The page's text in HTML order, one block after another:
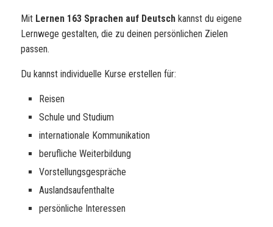
Mit Lernen 163 Sprachen auf Deutsch kannst du eigene
Lernwege gestalten, die zu deinen persönlichen Zielen
passen.
Du kannst individuelle Kurse erstellen für:
Reisen
Schule und Studium
internationale Kommunikation
berufliche Weiterbildung
Vorstellungsgespräche
Auslandsaufenthalte
persönliche Interessen